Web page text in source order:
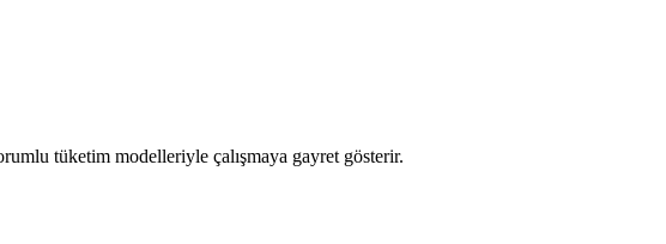
tüketim modelleriyle çalışmaya gayret gösterir.